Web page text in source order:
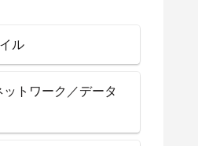
ル
トワーク／データ